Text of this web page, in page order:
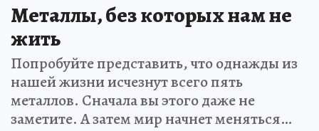
Металлы, без которых нам не
жить
Попробуйте представить, что однажды из
нашей жизни исчезнут всего пять
металлов. Сначала вы этого даже не
заметите. А затем мир начнет меняться…